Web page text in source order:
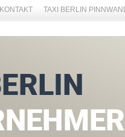
KONTAKT TAXI BERLIN